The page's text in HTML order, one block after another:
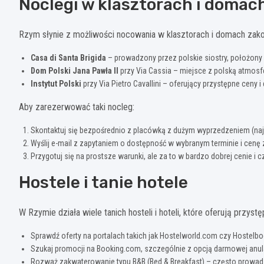
Noclegi w klasztorach i
Rzym słynie z możliwości nocowania w klasztorach i domach
Casa di Santa Brigida – prowadzony przez polskie siostry,
Dom Polski Jana Pawła II
przy Via Cassia – miejsce z polską
Instytut Polski przy Via Pietro Cavallini – oferujący przystępne ceny
Aby zarezerwować taki nocleg:
Skontaktuj się bezpośrednio z placówką z dużym wyprzedzeniem
Wyślij e-mail z zapytaniem o dostępność w wybranym terminie i cenę
Przygotuj się na prostsze warunki, ale za to w bardzo dobrej cenie i
Hostele i tanie hotele
W Rzymie działa wiele tanich hosteli i hoteli, które oferują
Sprawdź oferty na portalach takich jak Hostelworld.com czy
Szukaj promocji na Booking.com, szczególnie z opcją darmowej
Rozważ zakwaterowanie typu B&B (Bed & Breakfast) – często